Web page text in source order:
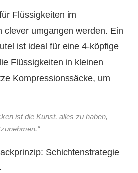
Flüssigkeiten im
clever umgangen werden. Ein
ist ideal für eine 4-köpfige
Flüssigkeiten in kleinen
Kompressionssäcke, um
ist die Kunst, alles zu haben,
Schichtenstrategie